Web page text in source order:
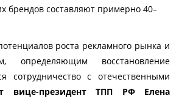
брендов составляют примерно 40–
роста рекламного рынка и
определяющим восстановление
сотрудничество с отечественными
вице-президент ТПП РФ Елена